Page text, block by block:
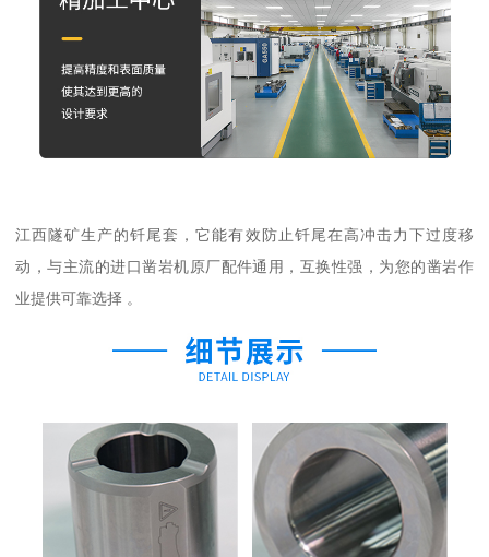
江西隧矿生产的钎尾套，它能有效防止钎尾在高冲击力下过度移
动，与主流的进口凿岩机原厂配件通用，互换性强，为您的凿岩作
业提供可靠选择 。